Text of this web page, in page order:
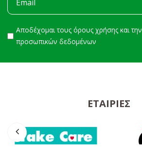
Αποδέχομαι τους όρους χρήσης και την
προσωπικών δεδομένων
ΕΤΑΙΡΊΕΣ